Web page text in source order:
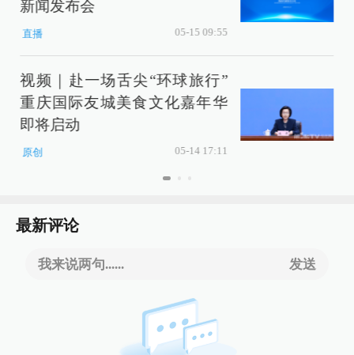
新闻发布会
直播 05-15 09:55
视频｜赴一场舌尖“环球旅行”
重庆国际友城美食文化嘉年华
即将启动
原创 05-14 17:11
最新评论
我来说两句...... 发送